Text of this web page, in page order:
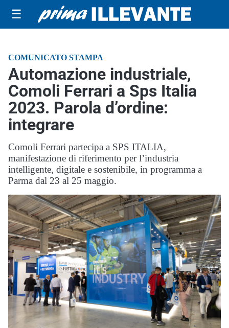
☰
COMUNICATO STAMPA
Automazione industriale,
Comoli Ferrari a Sps Italia
2023. Parola d’ordine:
integrare
Comoli Ferrari partecipa a SPS ITALIA,
manifestazione di riferimento per l’industria
intelligente, digitale e sostenibile, in programma a
Parma dal 23 al 25 maggio.